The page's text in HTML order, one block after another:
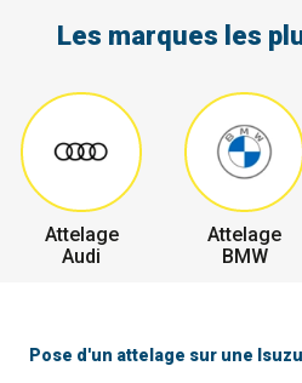
Les marques les
Attelage
Audi
Attelage
BMW
Pose d'un attelage sur une